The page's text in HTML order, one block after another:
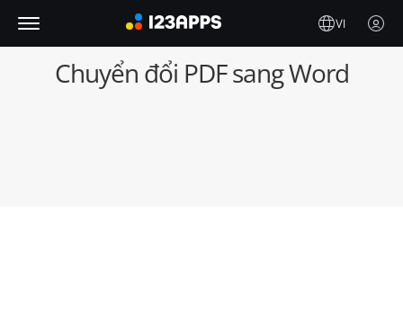
VI
Chuyển đổi PDF sang Word